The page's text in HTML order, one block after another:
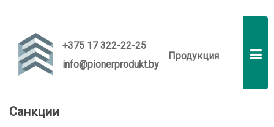
+375 17 322-22-25
info@pionerprodukt.by
Продукция
Санкции